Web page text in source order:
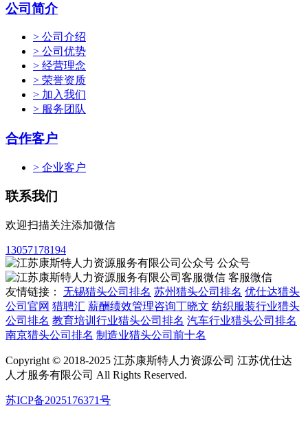
公司简介
> 公司介绍
> 公司优势
> 经营理念
> 荣誉资质
> 加入我们
> 服务团队
合作客户
> 企业客户
联系我们
欢迎扫描关注添加微信
13057178194
公众号
客服微信
友情链接： 无锡猎头公司排名 苏州猎头公司排名 优仕达猎头
公司官网 猎聘汇 薪酬绩效管理咨询丁晓文 纺织服装行业猎头
公司排名 教育培训行业猎头公司排名 汽车行业猎头公司排名
南京猎头公司排名 制造业猎头公司前十名
Copyright © 2018-2025 江苏康斯特人力资源公司 江苏优仕达
人才服务有限公司 All Rights Reserved.
苏ICP备2025176371号